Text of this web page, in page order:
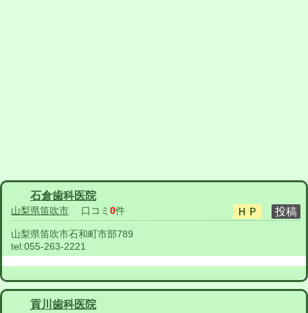
石倉歯科医院
山梨県笛吹市 口コミ 0件
山梨県笛吹市石和町市部789
tel:055-263-2221
貢川歯科医院